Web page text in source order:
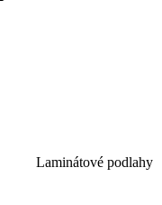
Laminátové podlahy